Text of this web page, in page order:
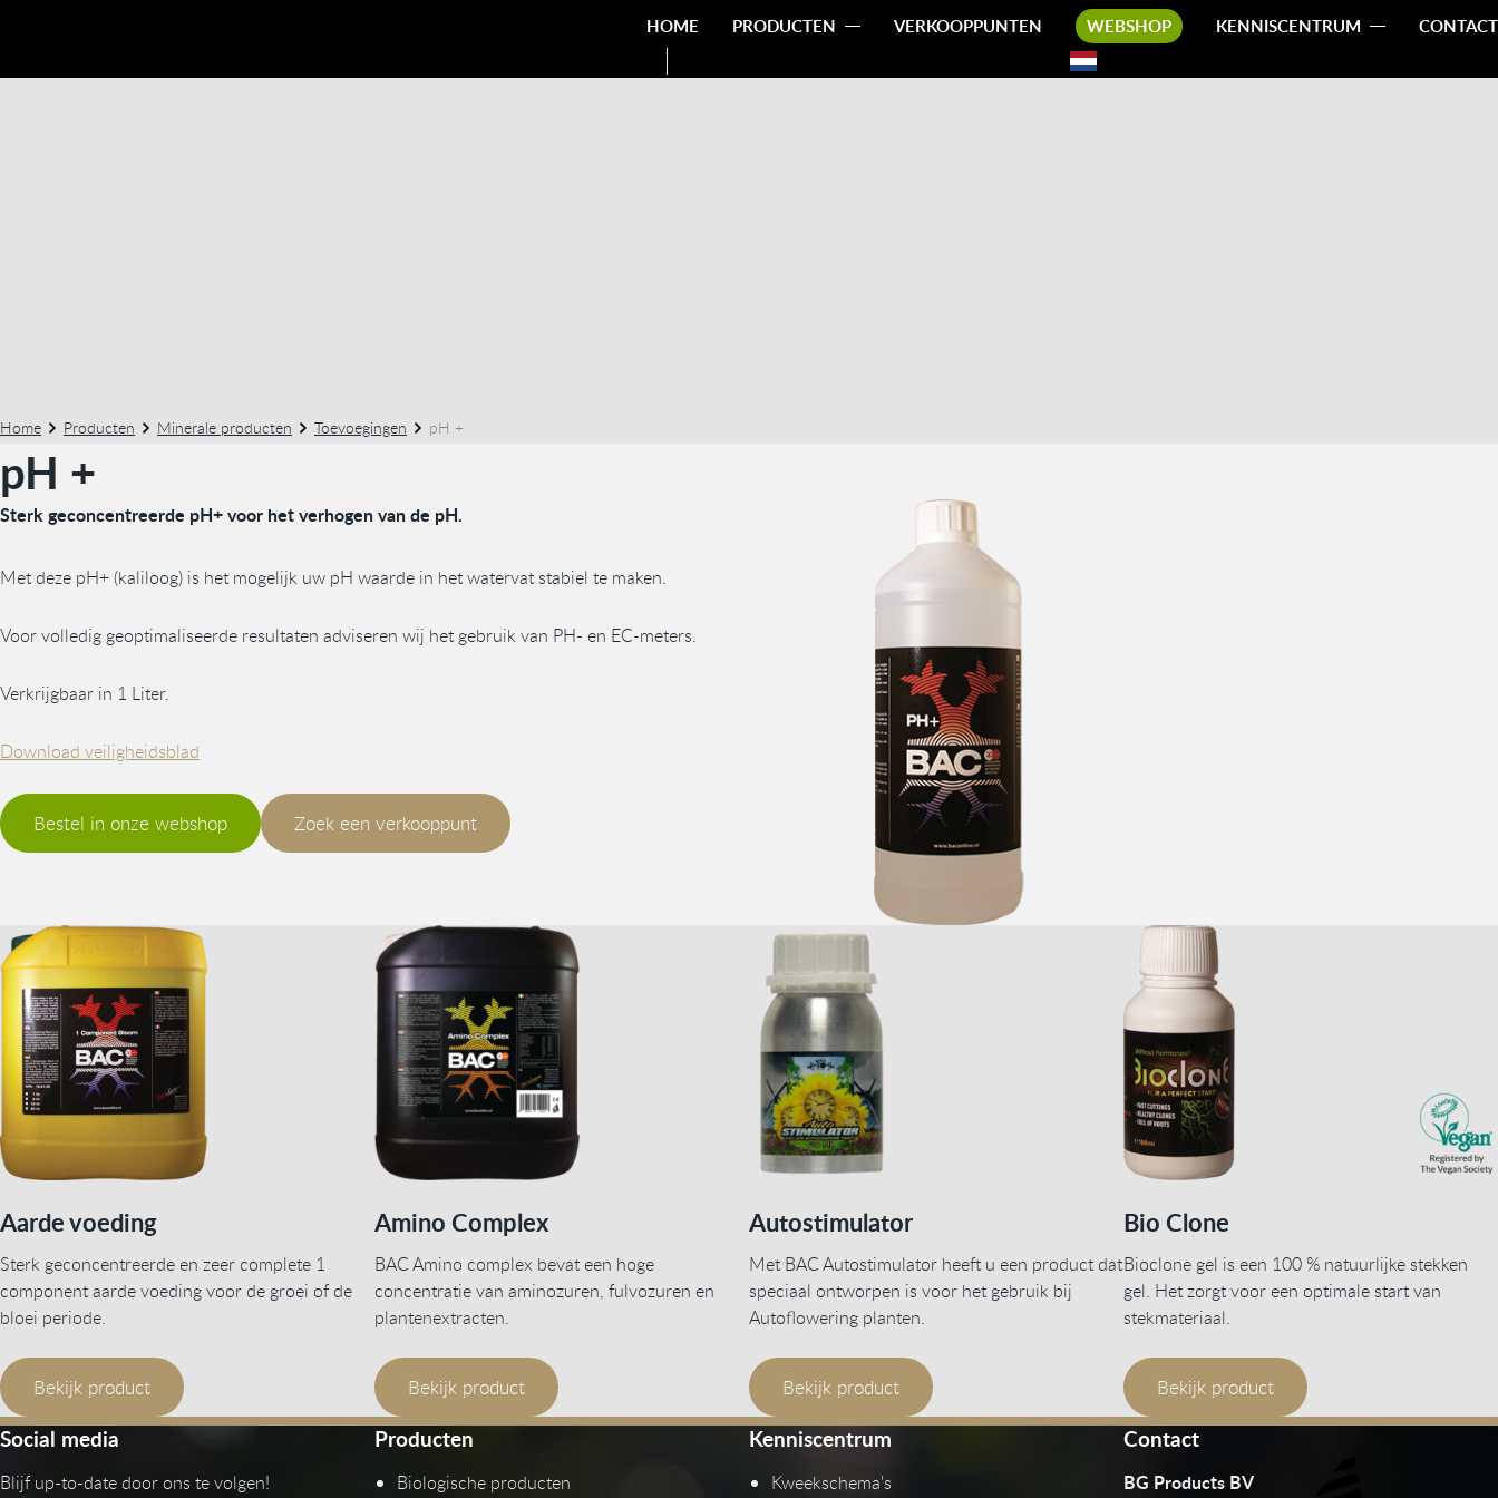
HOME PRODUCTEN VERKOOPPUNTEN WEBSHOP KENNISCENTRUM CONTACT
Home Producten Minerale producten Toevoegingen pH +
pH +
Sterk geconcentreerde pH+ voor het verhogen van de pH.
Met deze pH+ (kaliloog) is het mogelijk uw pH waarde in het watervat stabiel te maken.
Voor volledig geoptimaliseerde resultaten adviseren wij het gebruik van PH- en EC-meters.
Verkrijgbaar in 1 Liter.
Download veiligheidsblad
Bestel in onze webshop Zoek een verkooppunt
Aarde voeding
Sterk geconcentreerde en zeer complete 1
component aarde voeding voor de groei of de
bloei periode.
Bekijk product
Amino Complex
BAC Amino complex bevat een hoge
concentratie van aminozuren, fulvozuren en
plantenextracten.
Bekijk product
Autostimulator
Met BAC Autostimulator heeft u een product dat
speciaal ontworpen is voor het gebruik bij
Autoflowering planten.
Bekijk product
Bio Clone
Bioclone gel is een 100 % natuurlijke stekken
gel. Het zorgt voor een optimale start van
stekmateriaal.
Bekijk product
Social media
Blijf up-to-date door ons te volgen!
Producten
Biologische producten
Kenniscentrum
Kweekschema's
Contact
BG Products BV